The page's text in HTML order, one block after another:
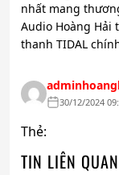
nhất mang
Audio Hoàng Hải
thanh TIDAL
30/12/2024
Thẻ:
TIN LIÊN QUAN